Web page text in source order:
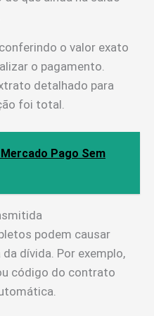
o valor exato
o pagamento.
detalhado para
foi total.
Pago Sem
podem causar
dívida. Por exemplo,
código do contrato